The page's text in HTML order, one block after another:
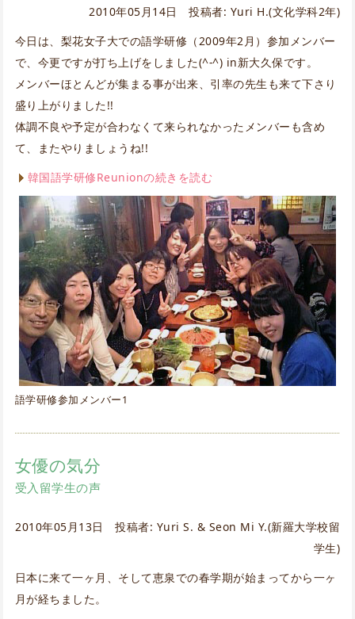
2010年05月14日 投稿者: Yuri H.(文化学科2年)
今日は、梨花女子大での語学研修（2009年2月）参加メンバー
で、今更ですが打ち上げをしました(^-^) in新大久保です。
メンバーほとんどが集まる事が出来、引率の先生も来て下さり
盛り上がりました!!
体調不良や予定が合わなくて来られなかったメンバーも含め
て、またやりましょうね!!
韓国語学研修Reunionの続きを読む
語学研修参加メンバー1
女優の気分
受入留学生の声
2010年05月13日 投稿者: Yuri S. & Seon Mi Y.(新羅大学校留
学生)
日本に来て一ヶ月、そして恵泉での春学期が始まってから一ヶ
月が経ちました。